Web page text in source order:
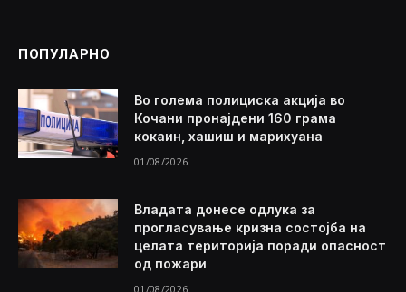
ПОПУЛАРНО
Во голема полициска акција во
Кочани пронајдени 160 грама
кокаин, хашиш и марихуана
01/08/2026
Владата донесе одлука за
прогласување кризна состојба на
целата територија поради опасност
од пожари
01/08/2026